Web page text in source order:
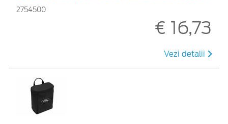
2754500
€ 16,73
Vezi detalii